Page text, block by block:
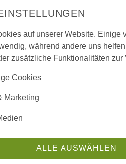
auf unserer Website. Einige
während andere uns
zusätzliche Funktionalitäten zur
Cookies
Marketing
ALLE AUSWÄHLEN